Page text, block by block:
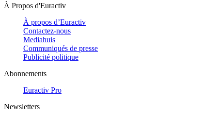
À Propos d'Euractiv
À propos d’Euractiv
Contactez-nous
Mediahuis
Communiqués de presse
Publicité politique
Abonnements
Euractiv Pro
Newsletters